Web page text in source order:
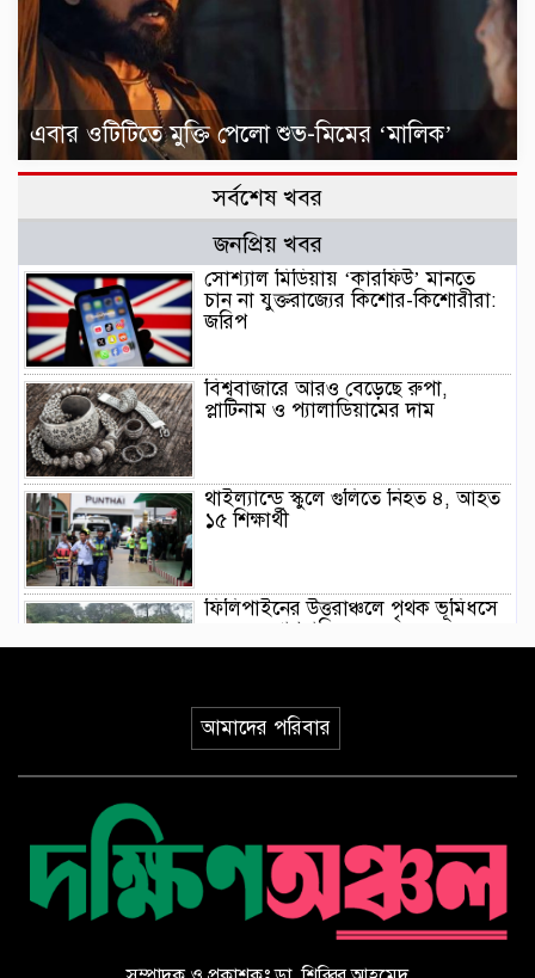
এবার ওটিটিতে মুক্তি পেলো শুভ-মিমের ‘মালিক’
সর্বশেষ খবর
জনপ্রিয় খবর
সোশ্যাল মিডিয়ায় ‘কারফিউ’ মানতে
চান না যুক্তরাজ্যের কিশোর-কিশোরীরা:
জরিপ
বিশ্ববাজারে আরও বেড়েছে রুপা,
প্লাটিনাম ও প্যালাডিয়ামের দাম
থাইল্যান্ডে স্কুলে গুলিতে নিহত ৪, আহত
১৫ শিক্ষার্থী
ফিলিপাইনের উত্তরাঞ্চলে পৃথক ভূমিধসে
৪ জনের প্রাণহানি
ইয়েমেনে হুথিদের ড্রোন হামলা,
ভূপাতিতের দাবি সরকারি বাহিনীর
করলেন জাপানি চিকিৎসকরা, ভিডিও
ভাইরাল
সৌদি আরবে হুথিদের হামলায় ১১
বেসামরিক নাগরিক আহত
আমাদের পরিবার